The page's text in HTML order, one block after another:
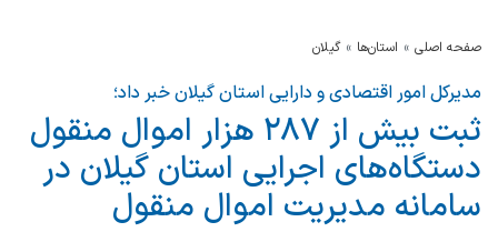
صفحه اصلی استان‌ها گيلان
مدیرکل امور اقتصادی و دارایی استان گیلان خبر داد؛
ثبت بیش از ۲۸۷ هزار اموال منقول
دستگاه‌های اجرایی استان گیلان در
سامانه مدیریت اموال منقول